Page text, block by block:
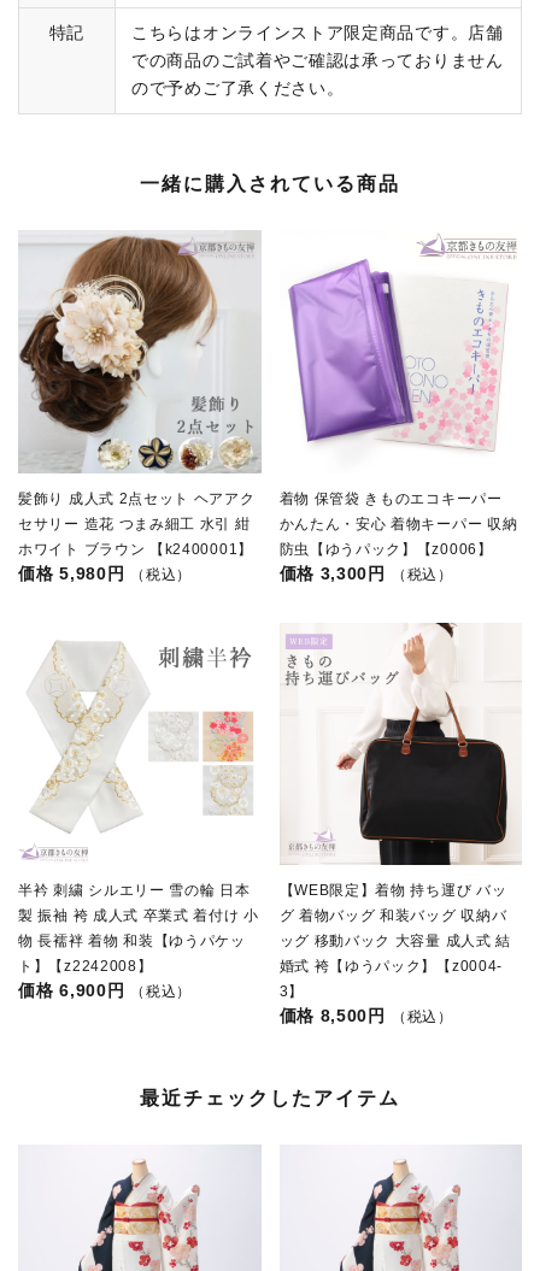
特記
こちらはオンラインストア限定商品です。店舗
での商品のご試着やご確認は承っておりません
ので予めご了承ください。
一緒に購入されている商品
髪飾り 成人式 2点セット ヘアアク
セサリー 造花 つまみ細工 水引 紺
ホワイト ブラウン 【k2400001】
5,980円 （税込）
着物 保管袋 きものエコキーパー
かんたん・安心 着物キーパー 収納
防虫【ゆうパック】【z0006】
3,300円 （税込）
半衿 刺繍 シルエリー 雪の輪 日本
製 振袖 袴 成人式 卒業式 着付け 小
物 長襦袢 着物 和装【ゆうパケッ
ト】【z2242008】
6,900円 （税込）
【WEB限定】着物 持ち運び バッ
グ 着物バッグ 和装バッグ 収納バ
ッグ 移動バック 大容量 成人式 結
婚式 袴【ゆうパック】【z0004-
3】
8,500円 （税込）
最近チェックしたアイテム